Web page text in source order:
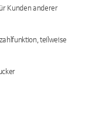
Kunden anderer
teilweise